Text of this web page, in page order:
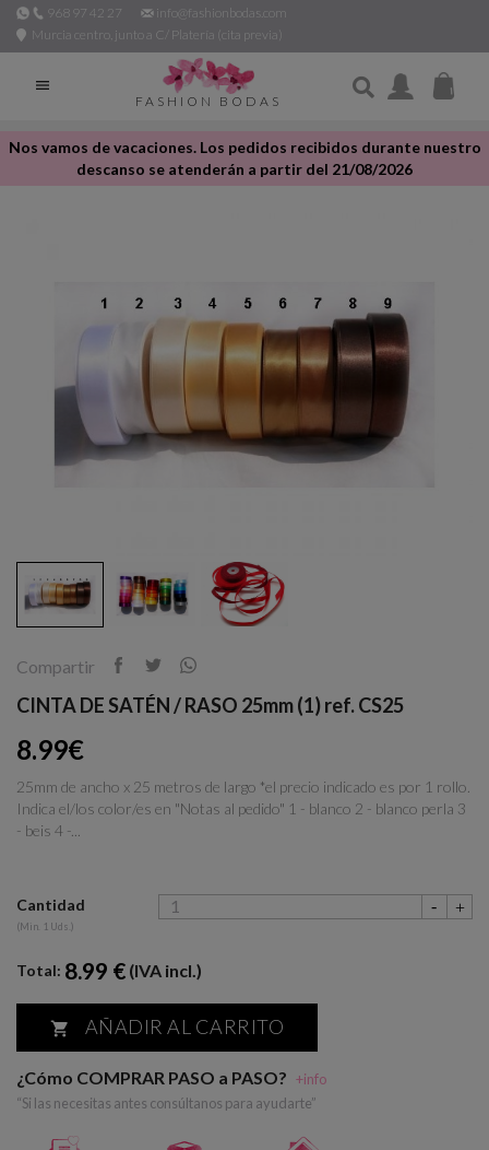
968 97 42 27
info@fashionbodas.com
Murcia centro, junto a C/ Platería (cita previa)

FASHION BODAS
Nos vamos de vacaciones. Los pedidos recibidos durante nuestro
descanso se atenderán a partir del 21/08/2026
Compartir
CINTA DE SATÉN / RASO 25mm (1) ref. CS25
8.99€
25mm de ancho x 25 metros de largo *el precio indicado es por 1 rollo.
Indica el/los color/es en "Notas al pedido" 1 - blanco 2 - blanco perla 3
- beis 4 -...
Cantidad
(Min. 1 Uds.)
Total: 8.99 € (IVA incl.)
 AÑADIR AL CARRITO
¿Cómo COMPRAR PASO a PASO? +info
“Si las necesitas antes consúltanos para ayudarte”